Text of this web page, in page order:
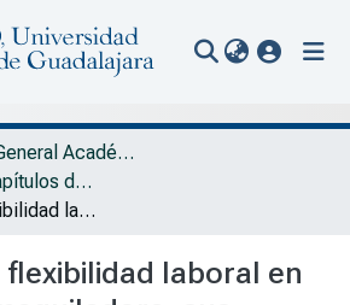
Dirección General Académica
DGA - Libros y capítulos de libros
Procesos de flexibilidad laboral en la industria maquiladora, sus particularidades y efectos desde una perspectiva étnica y regional. El caso de las y los trabajadores hombres y mujeres yaquis en Empalme, Sonora
flexibilidad laboral en